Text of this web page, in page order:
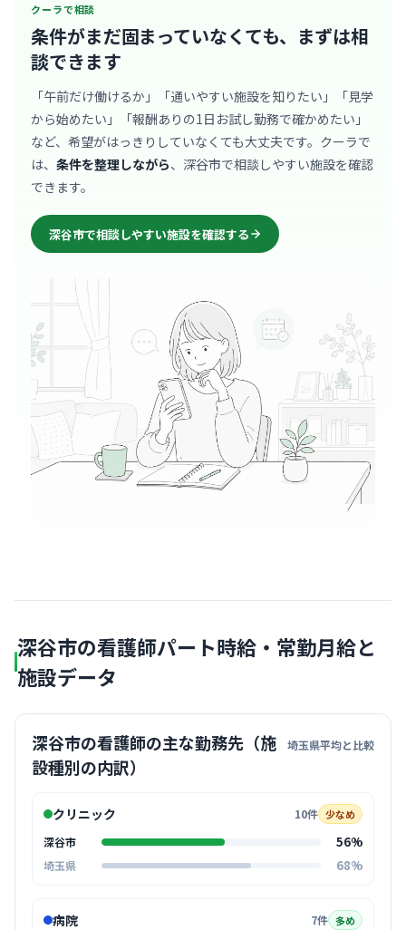
クーラで相談
条件がまだ固まっていなくても、 まずは相
談できます
「午前だけ働けるか」「通いやすい施設を知りたい」「見学
から始めたい」「報酬ありの1日お試し勤務で確かめたい」
など、希望がはっきりしていなくても大丈夫です。クーラで
は、 条件を整理しながら、深谷市で相談しやすい施設を確認
できます。
深谷市で相談しやすい施設を確認する
深谷市の看護師パート時給・常勤月給と
施設データ
深谷市の看護師の主な勤務先（施
設種別の内訳）
埼玉県平均と比較
クリニック 10件 少なめ
深谷市 56%
埼玉県 68%
病院 7件 多め